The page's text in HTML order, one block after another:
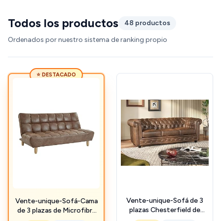
Todos los productos
48 productos
Ordenados por nuestro sistema de ranking propio
⭐ DESTACADO
Vente-unique-Sofá-Cama
de 3 plazas de Microfibra
Vente-unique-Sofá de 3
plazas Chesterfield de
Microfibra Envejecida